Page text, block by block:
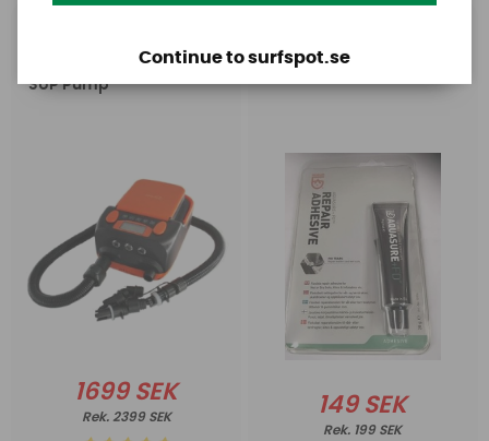
Base Rechargeable
SUP Pump
1699 SEK
2399 SEK
Aquasure FD
149 SEK
199 SEK
Continue to surfspot.se